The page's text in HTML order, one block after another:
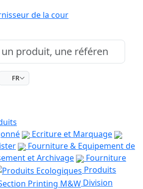
FR
Ecriture et Marquage
Fourniture & Equipement de
et Archivage
Fourniture
Produits
Division